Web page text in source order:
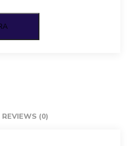
REVIEWS (0)